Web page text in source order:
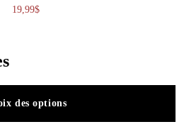
19,99$
des options